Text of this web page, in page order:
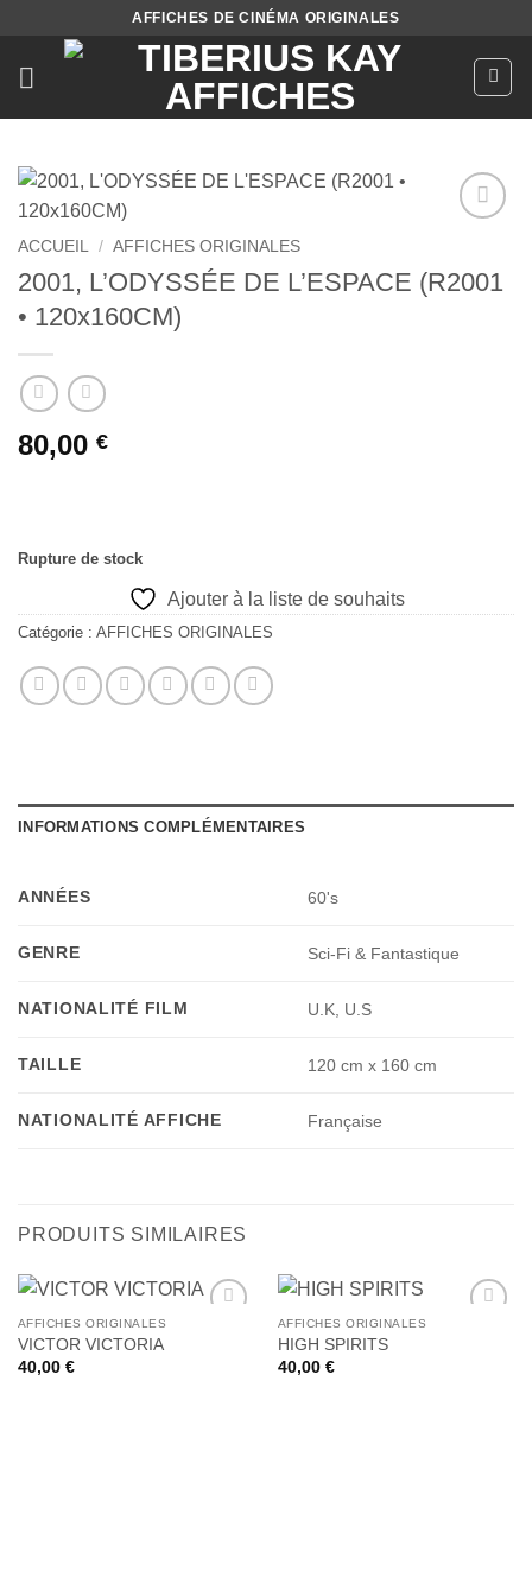
contenu
AFFICHES DE CINÉMA ORIGINALES
de
ACCUEIL / AFFICHES ORIGINALES
2001, L’ODYSSÉE DE L’ESPACE (R2001
• 120x160CM)
80,00 €
Rupture de stock
Ajouter à la liste de souhaits
Catégorie : AFFICHES ORIGINALES
INFORMATIONS COMPLÉMENTAIRES
ANNÉES 60's
GENRE Sci-Fi & Fantastique
NATIONALITÉ FILM U.K, U.S
TAILLE 120 cm x 160 cm
NATIONALITÉ AFFICHE Française
PRODUITS SIMILAIRES
AFFICHES ORIGINALES
VICTOR VICTORIA
40,00 €
AFFICHES ORIGINALES
HIGH SPIRITS
40,00 €